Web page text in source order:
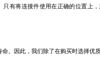
有将连接件使用在正确的位置上
。因此，我们除了在购买时选择优